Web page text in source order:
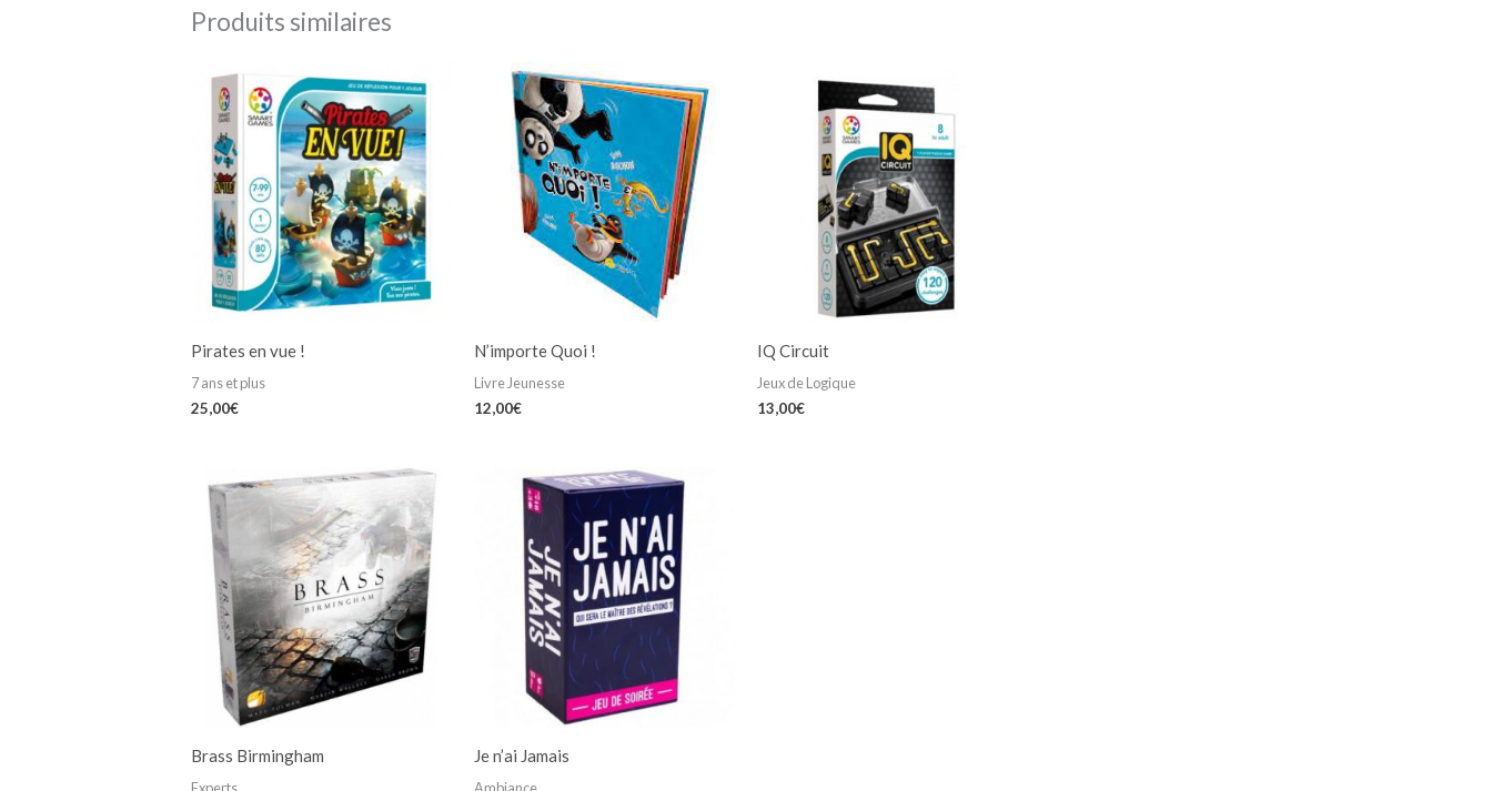
Produits similaires
Pirates en vue !
7 ans et plus
25,00€
N’importe Quoi !
Livre Jeunesse
12,00€
IQ Circuit
Jeux de Logique
13,00€
Brass Birmingham Je n’ai Jamais